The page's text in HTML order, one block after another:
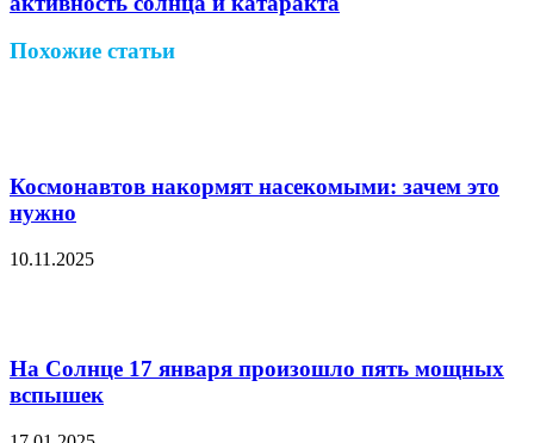
Похожие статьи
Космонавтов накормят насекомыми: зачем это
нужно
10.11.2025
На Солнце 17 января произошло пять мощных
вспышек